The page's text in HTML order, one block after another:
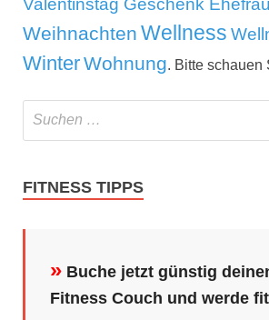
Valentinstag Geschenk Ehefrau
Weihnachten Wellness
WinterWohnung. Bitte schauen
FITNESS TIPPS
» Buche jetzt günstig
Fitness Couch und werde